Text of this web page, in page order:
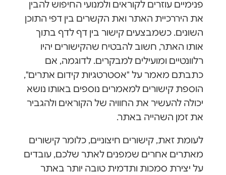
פנימיים עוזרים לקוראים ולמנועי החיפוש להבין
את היררכיית האתר ואת הקשרים בין דפי התוכן
השונים. כשמבצעים קישור בין דף לדף בתוך
אותו האתר, חשוב להבטיח שהקישורים יהיו
רלוונטיים ומועילים למבקרים. לדוגמה, אם
כתבתם מאמר על "אסטרטגיות קידום אתרים",
הוספת קישורים למאמרים נוספים באותו נושא
יכולה להעשיר את החוויה של הקוראים ולהגביר
את זמן השהייה באתר.
לעומת זאת, קישורים חיצוניים, כלומר קישורים
מאתרים אחרים שמפנים לאתר שלכם, עובדים
על יצירת סמכות ותדמית טובה יותר באתר